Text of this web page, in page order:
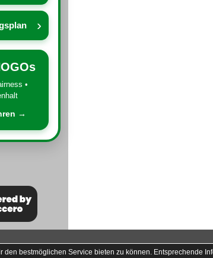
›
•
→
den bestmöglichen Service bieten zu können. Entsprechende